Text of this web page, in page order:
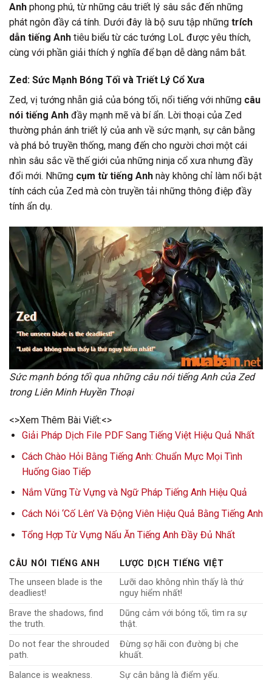
Anh phong phú, từ những câu triết lý sâu sắc đến những
phát ngôn đầy cá tính. Dưới đây là bộ sưu tập những trích
dẫn tiếng Anh tiêu biểu từ các tướng LoL được yêu thích,
cùng với phần giải thích ý nghĩa để bạn dễ dàng nắm bắt.
Zed: Sức Mạnh Bóng Tối và Triết Lý Cổ Xưa
Zed, vị tướng nhẫn giả của bóng tối, nổi tiếng với những câu
nói tiếng Anh đầy mạnh mẽ và bí ẩn. Lời thoại của Zed
thường phản ánh triết lý của anh về sức mạnh, sự cân bằng
và phá bỏ truyền thống, mang đến cho người chơi một cái
nhìn sâu sắc về thế giới của những ninja cổ xưa nhưng đầy
đổi mới. Những cụm từ tiếng Anh này không chỉ làm nổi bật
tính cách của Zed mà còn truyền tải những thông điệp đầy
tính ẩn dụ.
Sức mạnh bóng tối qua những câu nói tiếng Anh của Zed
trong Liên Minh Huyền Thoại
<>Xem Thêm Bài Viết:<>
Giải Pháp Dịch File PDF Sang Tiếng Việt Hiệu Quả Nhất
Cách Chào Hỏi Bằng Tiếng Anh: Chuẩn Mực Mọi Tình
Huống Giao Tiếp
Nắm Vững Từ Vựng và Ngữ Pháp Tiếng Anh Hiệu Quả
Cách Nói ‘Cố Lên’ Và Động Viên Hiệu Quả Bằng Tiếng Anh
Tổng Hợp Từ Vựng Nấu Ăn Tiếng Anh Đầy Đủ Nhất
CÂU NÓI TIẾNG ANH
LƯỢC DỊCH TIẾNG VIỆT
The unseen blade is the
deadliest!
Lưỡi dao không nhìn thấy là thứ
nguy hiểm nhất!
Brave the shadows, find
the truth.
Dũng cảm với bóng tối, tìm ra sự
thật.
Do not fear the shrouded
path.
Đừng sợ hãi con đường bị che
khuất.
Balance is weakness.
Sự cân bằng là điểm yếu.